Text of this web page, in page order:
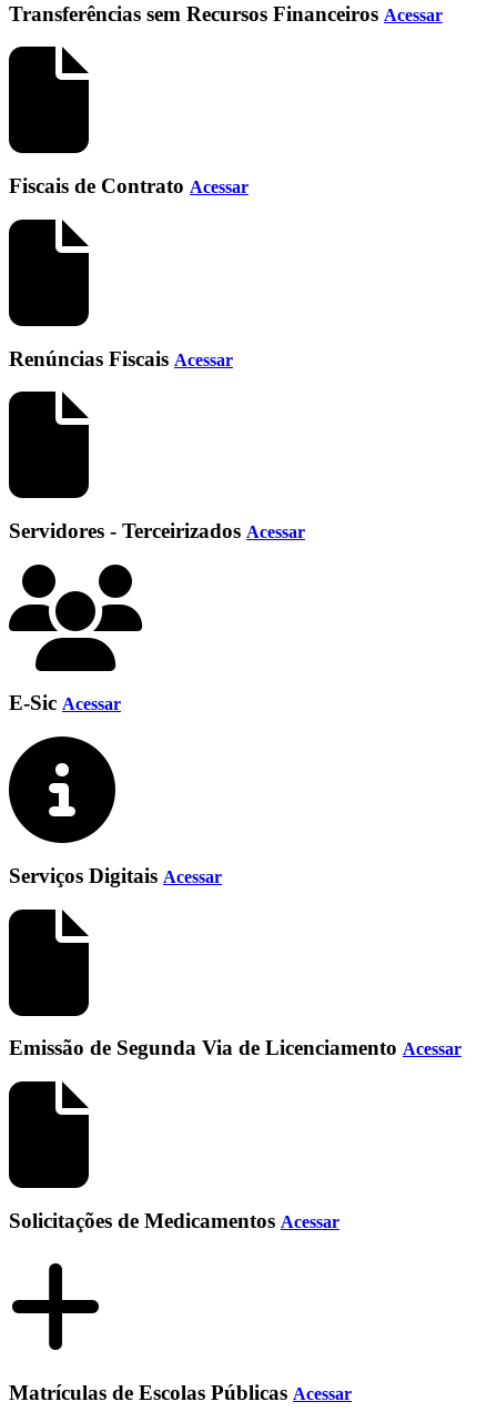
Transferências sem Recursos Financeiros Acessar
Fiscais de Contrato Acessar
Renúncias Fiscais Acessar
Servidores - Terceirizados Acessar
E-Sic Acessar
Serviços Digitais Acessar
Emissão de Segunda Via de Licenciamento Acessar
Solicitações de Medicamentos Acessar
Matrículas de Escolas Públicas Acessar